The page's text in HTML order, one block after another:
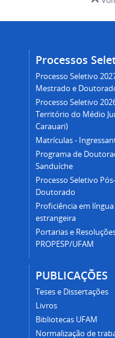
Processos
Processo Seletivo
Mestrado e
Processo Seletivo
Território do Médio
Carauari)
Matrículas -
Programa de
Sanduíche
Processo Seletivo Pós-
Doutorado
Proficiência em língua
estrangeira
Portarias e
PROPESP/UFAM
PUBLICAÇÕES
Teses e Dissertações
Livros
Bibliotecas UFAM
Normalização de